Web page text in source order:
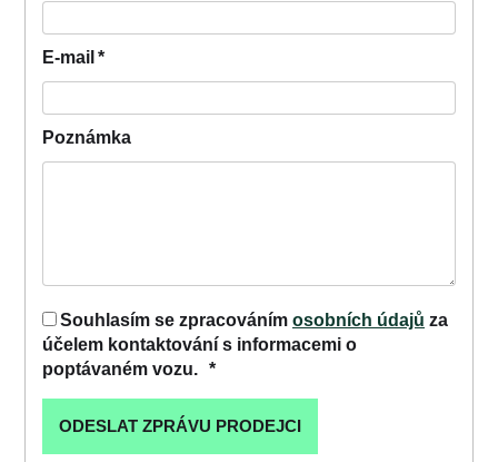
E-mail *
Poznámka
Souhlasím se zpracováním osobních údajů za
účelem kontaktování s informacemi o
poptávaném vozu. *